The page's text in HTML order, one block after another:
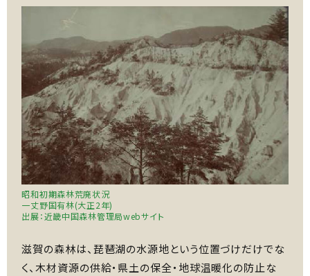
昭和初期森林荒廃状況
一丈野国有林(大正2年)
出展：近畿中国森林管理局webサイト
滋賀の森林は、琵琶湖の水源地という位置づけだけでな
く、木材資源の供給・県土の保全・地球温暖化の防止な